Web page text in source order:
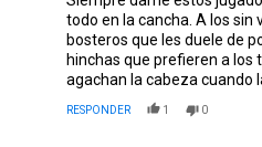
todo en la cancha. A los sin
bosteros que les duele de
hinchas que prefieren a los
agachan la cabeza cuando
RESPONDER 1 0